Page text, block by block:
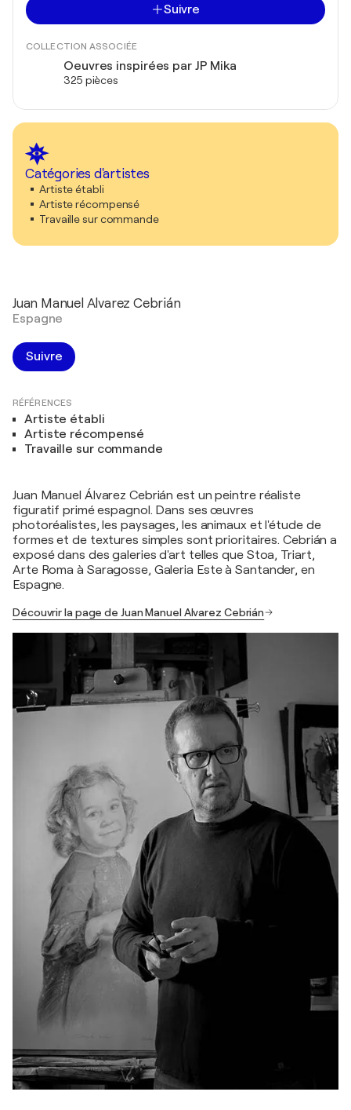
Suivre
COLLECTION ASSOCIÉE
Oeuvres inspirées par JP Mika
325 pièces
Catégories d'artistes
Artiste établi
Artiste récompensé
Travaille sur commande
Juan Manuel Alvarez Cebrián
Espagne
Suivre
RÉFÉRENCES
Artiste établi
Artiste récompensé
Travaille sur commande
Juan Manuel Álvarez Cebrián est un peintre réaliste
figuratif primé espagnol. Dans ses œuvres
photoréalistes, les paysages, les animaux et l'étude de
formes et de textures simples sont prioritaires. Cebrián a
exposé dans des galeries d'art telles que Stoa, Triart,
Arte Roma à Saragosse, Galeria Este à Santander, en
Espagne.
Découvrir la page de Juan Manuel Alvarez Cebrián